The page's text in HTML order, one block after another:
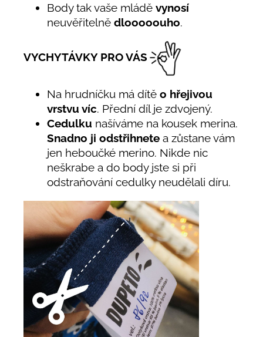
Body tak vaše mládě vynosí
neuvěřitelně dlooooouho.
VYCHYTÁVKY PRO VÁS
Na hrudníčku má dítě o hřejivou
vrstvu víc. Přední díl je zdvojený.
Cedulku našíváme na kousek merina.
Snadno ji odstřihnete a zůstane vám
jen heboučké merino. Nikde nic
neškrabe a do body jste si při
odstraňování cedulky neudělali díru.